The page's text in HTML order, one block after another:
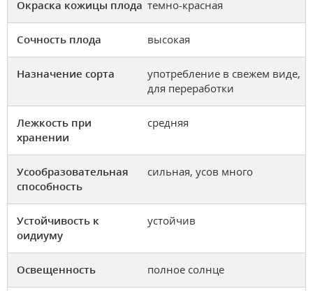
Окраска кожицы плода темно-красная
Сочность плода высокая
Назначение сорта
употребление в свежем виде,
для переработки
Лежкость при
хранении
средняя
Усообразовательная
способность
сильная, усов много
Устойчивость к
оидиуму
устойчив
Освещенность полное солнце